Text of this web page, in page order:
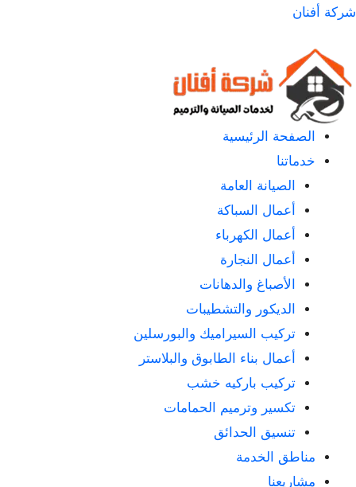
التجاوز
المحتوى
شركة أفنان
الصفحة الرئيسية
خدماتنا
الصيانة العامة
أعمال السباكة
أعمال الكهرباء
أعمال النجارة
الأصباغ والدهانات
الديكور والتشطيبات
تركيب السيراميك والبورسلين
أعمال بناء الطابوق والبلاستر
تركيب باركيه خشب
تكسير وترميم الحمامات
تنسيق الحدائق
مناطق الخدمة
مشاريعنا